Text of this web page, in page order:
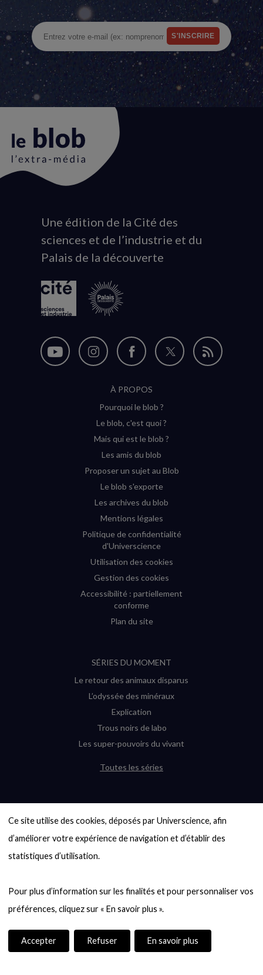
Ce site utilise des cookies, déposés par Universcience, afin
d’améliorer votre expérience de navigation et d’établir des
statistiques d’utilisation.
Pour plus d’information sur les finalités et pour personnaliser vos
Accepter Refuser En savoir plus
Animation
du
logo
Une édition de la Cité des
sciences et de l’industrie et du
Palais de la découverte
Nous
Nous
Instagram
(nouvelle
Nous
sur
Facebook
(nouvelle
Nous
Flux
À PROPOS
Pourquoi le blob ?
Le blob, c'est quoi ?
Mais qui est le blob ?
Les amis du blob
Proposer un sujet au Blob
Le blob s'exporte
Les archives du blob
Mentions légales
Politique de confidentialité
d'Universcience
Utilisation des cookies
Gestion des cookies
Accessibilité : partiellement
conforme
Plan du site
SÉRIES DU MOMENT
Le retour des animaux disparus
L’odyssée des minéraux
Explication
Trous noirs de labo
Les super-pouvoirs du vivant
Toutes les séries
6000 exoplanètes, et pas de « Terre »
en vue ?
Quel avenir pour les cryptos ?
Entre mathématiques et politique : la
quête d’un vote équitable
casse-tête